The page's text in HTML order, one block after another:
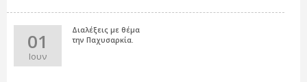
01
Ιουν
Διαλέξεις με θέμα
την Παχυσαρκία.